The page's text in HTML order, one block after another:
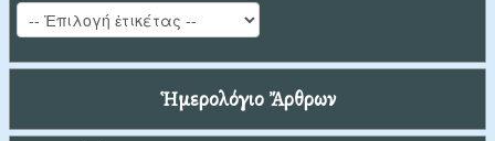
Ἡμερολόγιο Ἄρθρων